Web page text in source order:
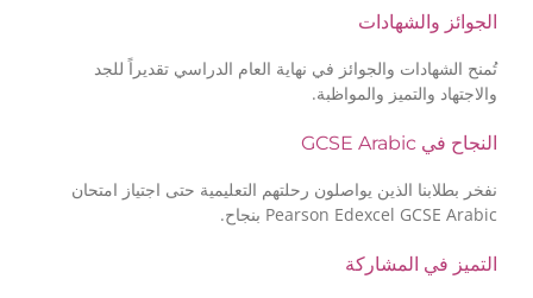
الجوائز والشهادات
تُمنح الشهادات والجوائز في نهاية العام الدراسي تقديراً للجد
والاجتهاد والتميز والمواظبة.
النجاح في GCSE Arabic
نفخر بطلابنا الذين يواصلون رحلتهم التعليمية حتى اجتياز امتحان
Pearson Edexcel GCSE Arabic بنجاح.
التميز في المشاركة